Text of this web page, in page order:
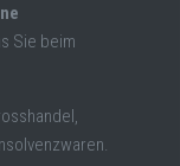
Sie beim